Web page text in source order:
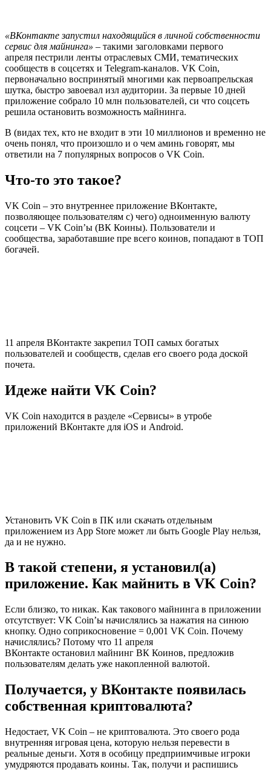
«ВКонтакте запустил находящийся в личной собственности
сервис для майнинга» – такими заголовками первого
апреля пестрили ленты отраслевых СМИ, тематических
сообществ в соцсетях и Telegram-каналов. VK Coin,
первоначально воспринятый многими как первоапрельская
шутка, быстро завоевал изл аудитории. За первые 10 дней
приложение собрало 10 млн пользователей, си что соцсеть
решила остановить возможность майнинга.
В (видах тех, кто не входит в эти 10 миллионов и временно не
очень понял, что произошло и о чем аминь говорят, мы
ответили на 7 популярных вопросов о VK Coin.
Что-то это такое?
VK Coin – это внутреннее приложение ВКонтакте,
позволяющее пользователям с) чего) одноименную валюту
соцсети – VK Coin’ы (ВК Коины). Пользователи и
сообщества, заработавшие пре всего коинов, попадают в ТОП
богачей.
11 апреля ВКонтакте закрепил ТОП самых богатых
пользователей и сообществ, сделав его своего рода доской
почета.
Идеже найти VK Coin?
VK Coin находится в разделе «Сервисы» в утробе
приложений ВКонтакте для iOS и Android.
Установить VK Coin в ПК или скачать отдельным
приложением из App Store может ли быть Google Play нельзя,
да и не нужно.
В такой степени, я установил(а)
приложение. Как майнить в VK Coin?
Если близко, то никак. Как такового майнинга в приложении
отсутствует: VK Coin’ы начислялись за нажатия на синюю
кнопку. Одно соприкосновение = 0,001 VK Coin. Почему
начислялись? Потому что 11 апреля
ВКонтакте остановил майнинг ВК Коинов, предложив
пользователям делать уже накопленной валютой.
Получается, у ВКонтакте появилась
собственная криптовалюта?
Недостает, VK Coin – не криптовалюта. Это своего рода
внутренняя игровая цена, которую нельзя перевести в
реальные деньги. Хотя в особицу предприимчивые игроки
умудряются продавать коины. Так, получи и распишись